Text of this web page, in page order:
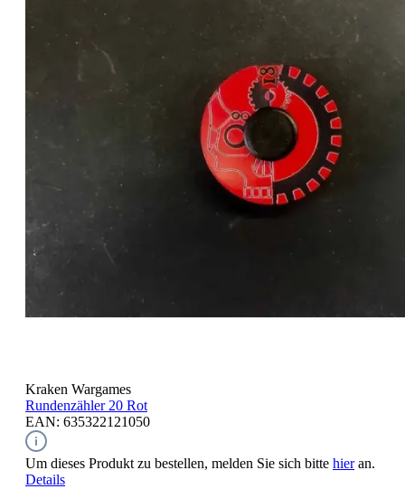
Kraken Wargames
Rundenzähler 20 Rot
EAN: 635322121050
Um dieses Produkt zu bestellen, melden Sie sich bitte hieran.
Details